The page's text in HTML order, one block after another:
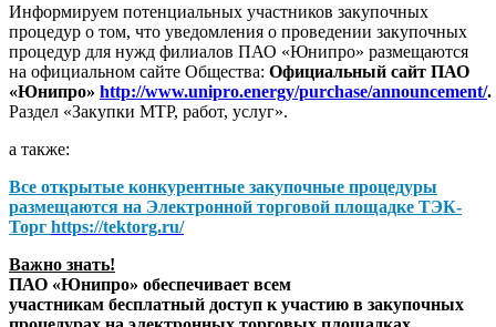
Информируем потенциальных участников закупочных
процедур о том, что уведомления о проведении закупочных
процедур для нужд филиалов ПАО «Юнипро» размещаются
на официальном сайте Общества: Официальный сайт ПАО
«Юнипро» http://www.unipro.energy/purchase/announcement/.
Раздел «Закупки МТР, работ, услуг».
а также:
Все открытые конкурентные закупочные процедуры
размещаются на Электронной торговой площадке ТЭК-
Торг https://tektorg.ru/
Важно знать!
ПАО «Юнипро» обеспечивает всем
участникам бесплатный доступ к участию в закупочных